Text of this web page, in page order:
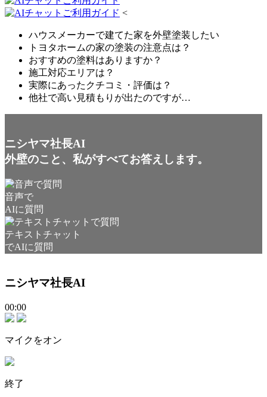
<
ハウスメーカーで建てた家を外壁塗装したい
トヨタホームの家の塗装の注意点は？
おすすめの塗料はありますか？
施工対応エリアは？
実際にあったクチコミ・評価は？
他社で高い見積もりが出たのですが…
ニシヤマ社長AI
外壁のこと、私がすべてお答えします。
音声で
AIに質問
テキストチャット
でAIに質問
ニシヤマ社長AI
00:00
マイクをオン
終了